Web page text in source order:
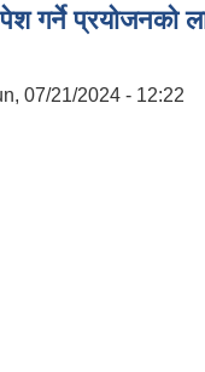
गर्ने प्रयोजनको
07/21/2024 - 12:22